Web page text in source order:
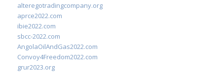
alteregotradingcompany.org
aprce2022.com
ibie2022.com
sbcc-2022.com
AngolaOilAndGas2022.com
Convoy4Freedom2022.com
grur2023.org